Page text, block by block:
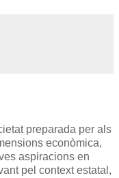
preparada per als
econòmica,
aspiracions en
pel context estatal,